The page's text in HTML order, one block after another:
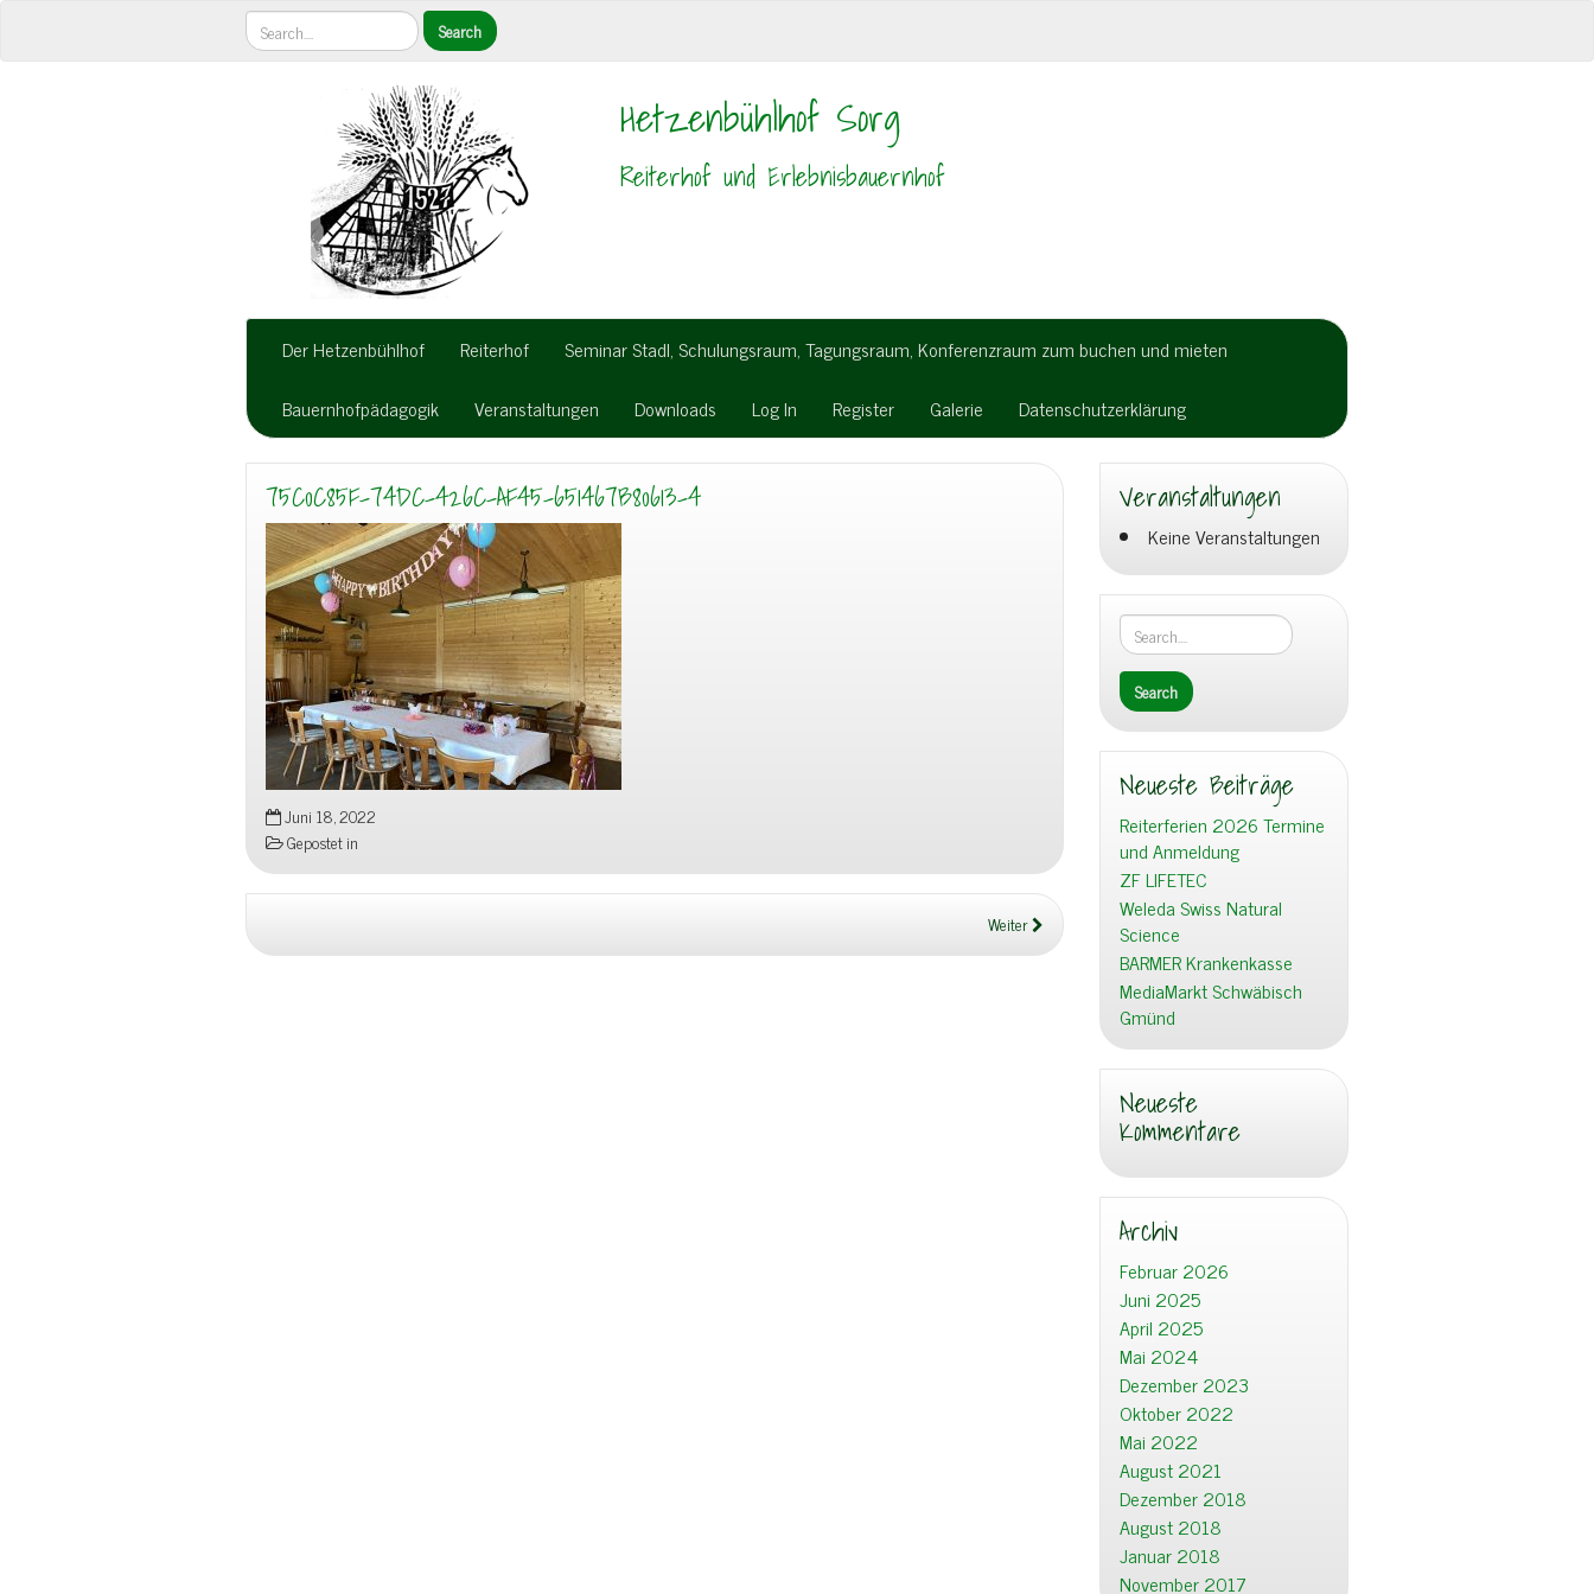
Hetzenbühlhof Sorg
Reiterhof und Erlebnisbauernhof
Der Hetzenbühlhof Reiterhof
Seminar Stadl, Schulungsraum, Tagungsraum, Konferenzraum zum buchen und mieten
Bauernhofpädagogik
Veranstaltungen Downloads Log In Register Galerie Datenschutzerklärung
75C0C85F-74DC-426C-AF45-651467B80613-4
Juni 18, 2022
Gepostet in
Weiter
Veranstaltungen
Keine Veranstaltungen
Neueste Beiträge
Reiterferien 2026 Termine
und Anmeldung
ZF LIFETEC
Weleda Swiss Natural
Science
BARMER Krankenkasse
MediaMarkt Schwäbisch
Gmünd
Neueste
Kommentare
Archiv
Februar 2026
Juni 2025
April 2025
Mai 2024
Dezember 2023
Oktober 2022
Mai 2022
August 2021
Dezember 2018
August 2018
Januar 2018
November 2017